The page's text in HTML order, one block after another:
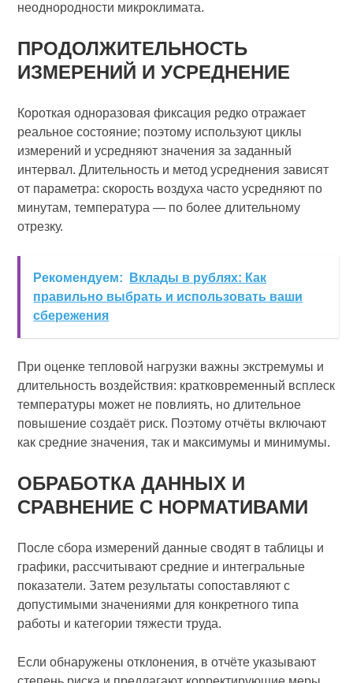
неоднородности микроклимата.
ПРОДОЛЖИТЕЛЬНОСТЬ
ИЗМЕРЕНИЙ И УСРЕДНЕНИЕ
Короткая одноразовая фиксация редко отражает
реальное состояние; поэтому используют циклы
измерений и усредняют значения за заданный
интервал. Длительность и метод усреднения зависят
от параметра: скорость воздуха часто усредняют по
минутам, температура — по более длительному
отрезку.
Рекомендуем:
Вклады в рублях: Как
правильно выбрать и использовать ваши
сбережения
При оценке тепловой нагрузки важны экстремумы и
длительность воздействия: кратковременный всплеск
температуры может не повлиять, но длительное
повышение создаёт риск. Поэтому отчёты включают
как средние значения, так и максимумы и минимумы.
ОБРАБОТКА ДАННЫХ И
СРАВНЕНИЕ С НОРМАТИВАМИ
После сбора измерений данные сводят в таблицы и
графики, рассчитывают средние и интегральные
показатели. Затем результаты сопоставляют с
допустимыми значениями для конкретного типа
работы и категории тяжести труда.
Если обнаружены отклонения, в отчёте указывают